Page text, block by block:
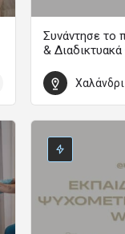
Συνάντησε το
& Διαδικτυακά
Βιωματικό
110
Χαλάνδρι